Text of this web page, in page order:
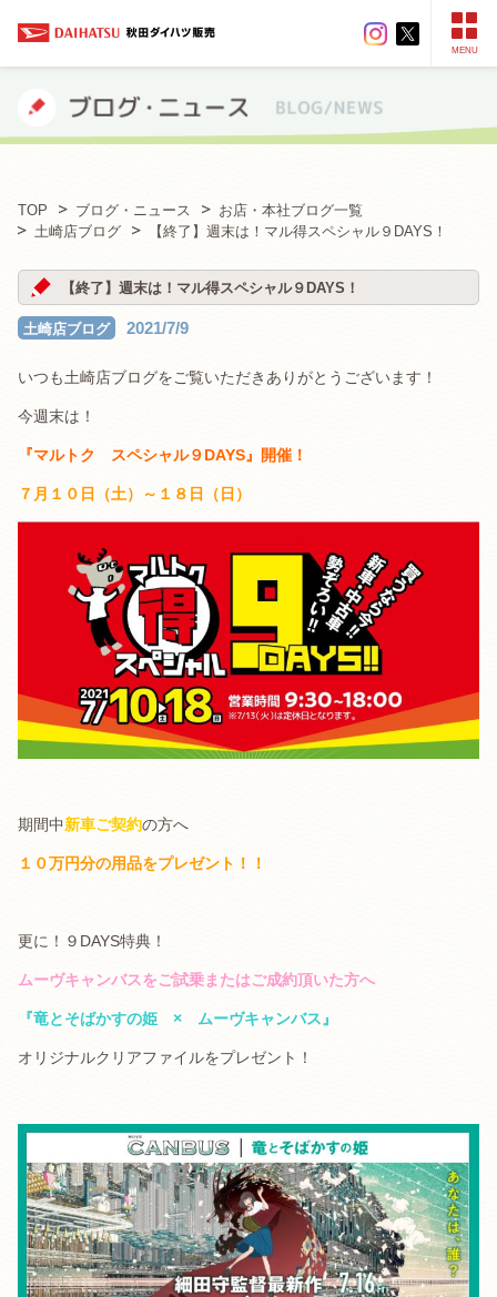
MENU
TOP ブログ・ニュース
お店・本社ブログ一覧
土崎店ブログ
【終了】週末は！マル得スペシャル９DAYS！
【終了】週末は！マル得スペシャル９DAYS！
土崎店ブログ 2021/7/9
いつも土崎店ブログをご覧いただきありがとうございます！
今週末は！
『マルトク スペシャル９DAYS』開催！
７月１０日（土）～１８日（日）
期間中新車ご契約の方へ
１０万円分の用品をプレゼント！！
更に！９DAYS特典！
ムーヴキャンバスをご試乗またはご成約頂いた方へ
『竜とそばかすの姫 × ムーヴキャンバス』
オリジナルクリアファイルをプレゼント！